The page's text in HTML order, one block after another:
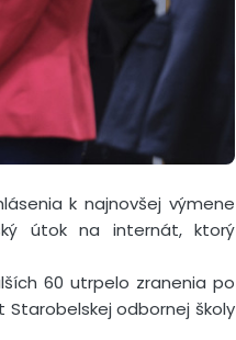
k najnovšej výmene
útok na internát, ktorý
60 utrpelo zranenia po
Starobelskej odbornej školy